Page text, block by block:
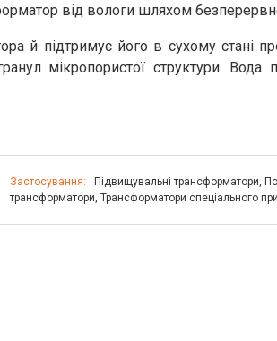
від вологи шляхом
й підтримує його в сухому стані
мікропористої структури. Вода
Застосування: Підвищувальні трансформатори
трансформатори Трансформатори спеціального